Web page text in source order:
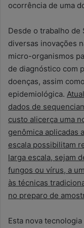
ocorrência de uma
Desde o trabalho de
diversas inovações
micro-organismos
de diagnóstico com
doenças, assim
epidemiológica.
dados de
custo alicerça uma
genômica aplicadas
escala possibilitam
larga escala, sejam
fungos ou vírus, a
às técnicas
no preparo de
Esta nova